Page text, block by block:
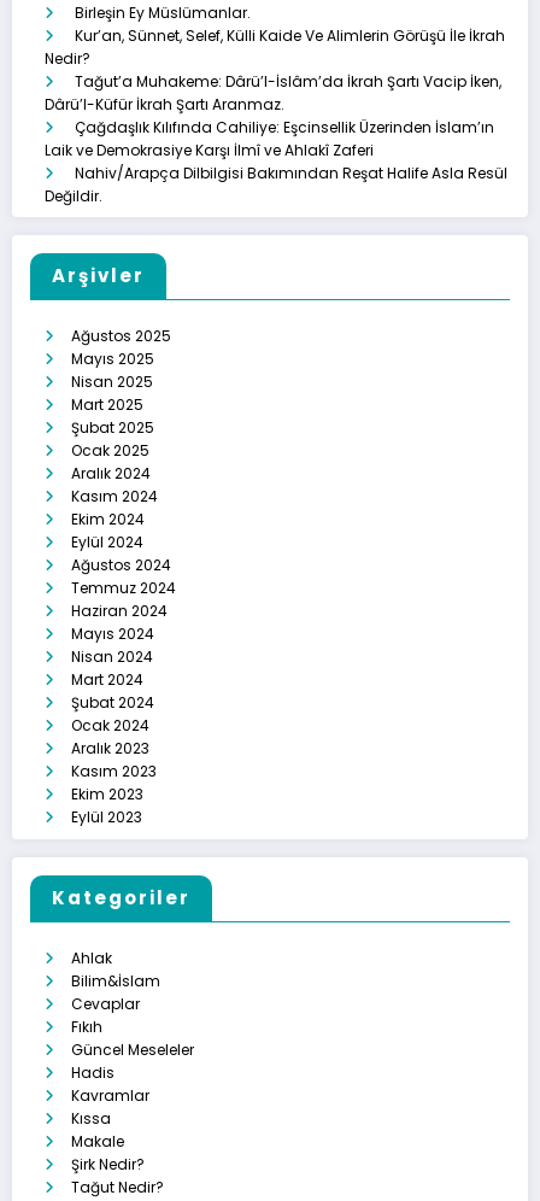
Birleşin Ey Müslümanlar.
Kur’an, Sünnet, Selef, Külli Kaide Ve Alimlerin Görüşü İle İkrah
Nedir?
Tağut’a Muhakeme: Dârü’l-İslâm’da İkrah Şartı Vacip İken,
Dârü’l-Küfür İkrah Şartı Aranmaz.
Çağdaşlık Kılıfında Cahiliye: Eşcinsellik Üzerinden İslam’ın
Laik ve Demokrasiye Karşı İlmî ve Ahlakî Zaferi
Nahiv/Arapça Dilbilgisi Bakımından Reşat Halife Asla Resül
Değildir.
Arşivler
Ağustos 2025
Mayıs 2025
Nisan 2025
Mart 2025
Şubat 2025
Ocak 2025
Aralık 2024
Kasım 2024
Ekim 2024
Eylül 2024
Ağustos 2024
Temmuz 2024
Haziran 2024
Mayıs 2024
Nisan 2024
Mart 2024
Şubat 2024
Ocak 2024
Aralık 2023
Kasım 2023
Ekim 2023
Eylül 2023
Kategoriler
Ahlak
Bilim&İslam
Cevaplar
Fıkıh
Güncel Meseleler
Hadis
Kavramlar
Kıssa
Makale
Şirk Nedir?
Tağut Nedir?